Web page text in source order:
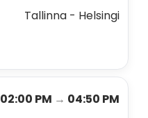
Tallinna - Helsingi
02:00 PM → 04:50 PM